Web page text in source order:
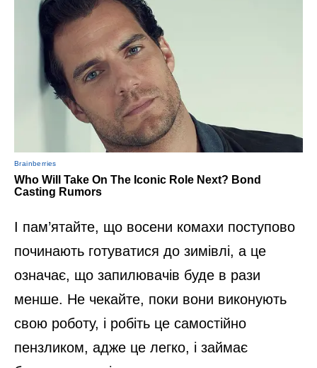
І пам’ятайте, що восени комахи поступово
починають готуватися до зимівлі, а це
означає, що запилювачів буде в рази
менше. Не чекайте, поки вони виконують
свою роботу, і робіть це самостійно
пензликом, адже це легко, і займає